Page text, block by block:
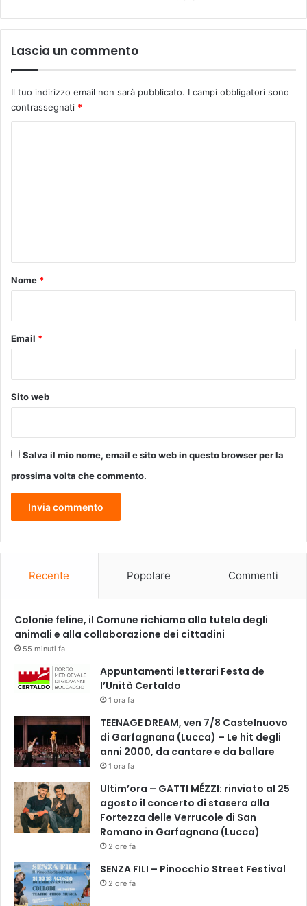
m
a
i
Lascia un commento
Il tuo indirizzo email non sarà pubblicato. I campi obbligatori sono
contrassegnati *
o
Nome *
Email *
Sito web
Salva il mio nome, email e sito web in questo browser per la
prossima volta che commento.
Recente Popolare Commenti
Colonie feline, il Comune richiama alla tutela degli
animali e alla collaborazione dei cittadini
55 minuti fa
Appuntamenti letterari Festa de
l’Unità Certaldo
1 ora fa
TEENAGE DREAM, ven 7/8 Castelnuovo
di Garfagnana (Lucca) – Le hit degli
anni 2000, da cantare e da ballare
1 ora fa
Ultim’ora – GATTI MÉZZI: rinviato al 25
agosto il concerto di stasera alla
Fortezza delle Verrucole di San
Romano in Garfagnana (Lucca)
2 ore fa
SENZA FILI – Pinocchio Street Festival
2 ore fa